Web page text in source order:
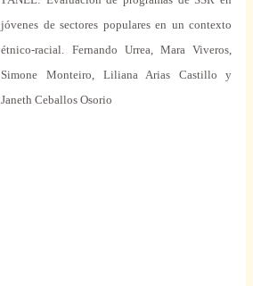
jóvenes de sectores populares en un contexto
étnico-racial.
Fernando Urrea, Mara Viveros,
Simone Monteiro, Liliana Arias Castillo y
Janeth Ceballos Osorio